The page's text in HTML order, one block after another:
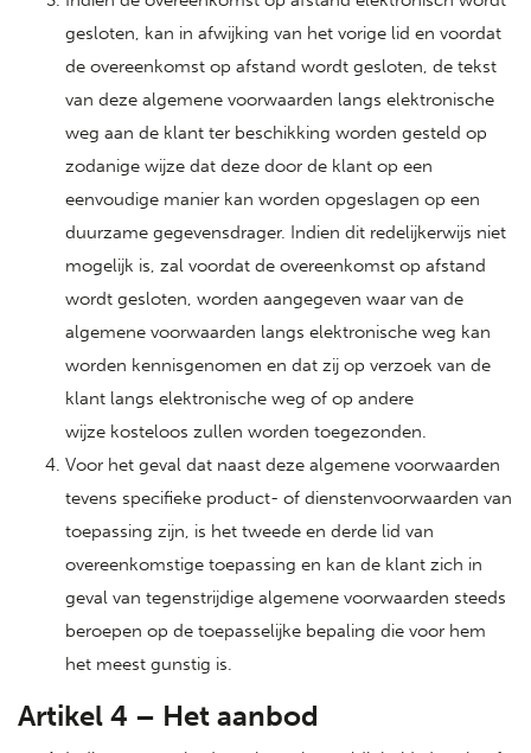
gesloten, kan in afwijking van het vorige lid en voordat
de overeenkomst op afstand wordt gesloten, de tekst
van deze algemene voorwaarden langs elektronische
weg aan de klant ter beschikking worden gesteld op
zodanige wijze dat deze door de klant op een
eenvoudige manier kan worden opgeslagen op een
duurzame gegevensdrager. Indien dit redelijkerwijs niet
mogelijk is, zal voordat de overeenkomst op afstand
wordt gesloten, worden aangegeven waar van de
algemene voorwaarden langs elektronische weg kan
worden kennisgenomen en dat zij op verzoek van de
klant langs elektronische weg of op andere
wijze kosteloos zullen worden toegezonden.
Voor het geval dat naast deze algemene voorwaarden
tevens specifieke product- of dienstenvoorwaarden van
toepassing zijn, is het tweede en derde lid van
overeenkomstige toepassing en kan de klant zich in
geval van tegenstrijdige algemene voorwaarden steeds
beroepen op de toepasselijke bepaling die voor hem
het meest gunstig is.
Artikel 4 – Het aanbod